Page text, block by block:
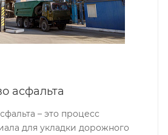
асфальта
– это процесс
для укладки дорожного